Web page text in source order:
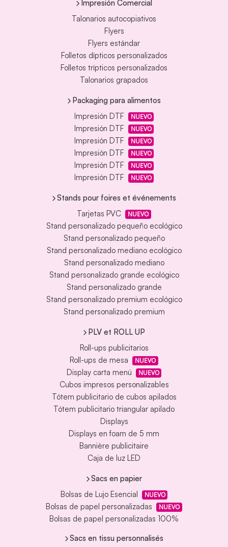
Impresión Comercial
Talonarios autocopiativos
Flyers
Flyers estándar
Folletos dípticos personalizados
Folletos trípticos personalizados
Talonarios grapados
Packaging para alimentos
Impresión DTF
NUEVO
Impresión DTF NUEVO
Impresión DTF NUEVO
Impresión DTF NUEVO
Impresión DTF NUEVO
Impresión DTF NUEVO
Stands pour foires et événements
Tarjetas PVC
NUEVO
Stand personalizado pequeño ecológico
Stand personalizado pequeño
Stand personalizado mediano ecológico
Stand personalizado mediano
Stand personalizado grande ecológico
Stand personalizado grande
Stand personalizado premium ecológico
Stand personalizado premium
PLV et ROLL UP
Roll-ups publicitarios
Roll-ups de mesa
NUEVO
Display carta menú NUEVO
Cubos impresos personalizables
Tótem publicitario de cubos apilados
Tótem publicitario triangular apilado
Displays
Displays en foam de 5 mm
Bannière publicitaire
Caja de luz LED
Sacs en papier
Bolsas de Lujo Esencial
NUEVO
Bolsas de papel personalizadas NUEVO
Bolsas de papel personalizadas 100%
Sacs en tissu personnalisés